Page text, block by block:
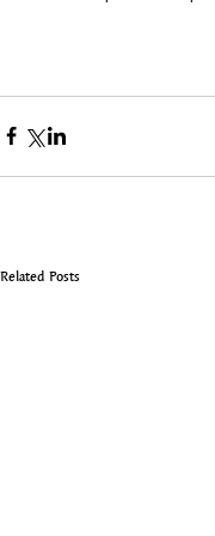
Related Posts